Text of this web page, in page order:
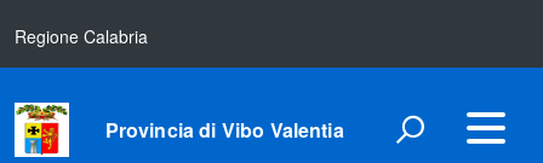
Regione Calabria
Provincia di Vibo Valentia